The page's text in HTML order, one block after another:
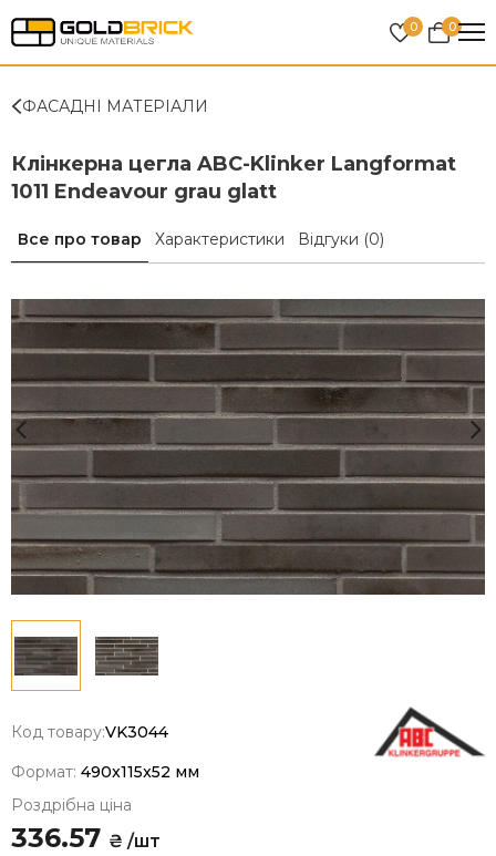
0 0
ФАСАДНІ МАТЕРІАЛИ
Клінкерна цегла ABC-Klinker Langformat
1011 Endeavour grau glatt
Все про товар Характеристики Відгуки (0)
Код товару:VK3044
Формат: 490x115x52 мм
Роздрібна ціна
336.57 ₴ /шт